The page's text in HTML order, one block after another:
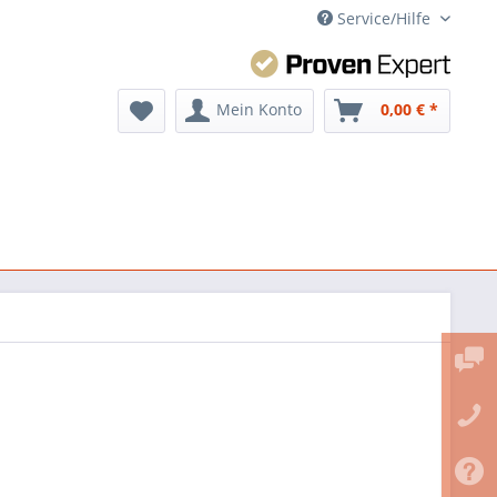
Service/Hilfe
Mein Konto 0,00 € *